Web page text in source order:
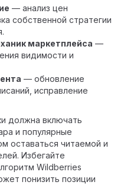
— анализ цен
собственной стратегии
маркетплейса —
видимости и
— обновление
исправление
должна включать
и популярные
оставаться читаемой и
Избегайте
Wildberries
понизить позиции